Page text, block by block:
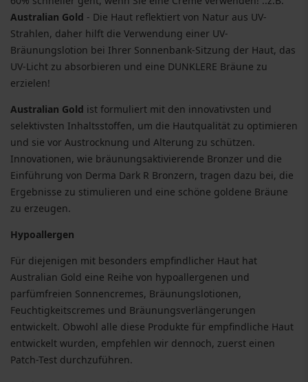
Australian Gold - Die Haut reflektiert von Natur aus UV-
Strahlen, daher hilft die Verwendung einer UV-
Bräunungslotion bei Ihrer Sonnenbank-Sitzung der Haut, das
UV-Licht zu absorbieren und eine DUNKLERE Bräune zu
erzielen!
Australian Gold ist formuliert mit den innovativsten und
selektivsten Inhaltsstoffen, um die Hautqualität zu optimieren
und sie vor Austrocknung und Alterung zu schützen.
Innovationen, wie bräunungsaktivierende Bronzer und die
Einführung von Derma Dark R Bronzern, tragen dazu bei, die
Ergebnisse zu stimulieren und eine schöne goldene Bräune
zu erzeugen.
Hypoallergen
Für diejenigen mit besonders empfindlicher Haut hat
Australian Gold eine Reihe von hypoallergenen und
parfümfreien Sonnencremes, Bräunungslotionen,
Feuchtigkeitscremes und Bräunungsverlängerungen
entwickelt. Obwohl alle diese Produkte für empfindliche Haut
entwickelt wurden, empfehlen wir dennoch, zuerst einen
Patch-Test durchzuführen.